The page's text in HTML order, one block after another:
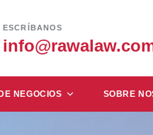
ESCRÍBANOS
NEGOCIOS SOBRE